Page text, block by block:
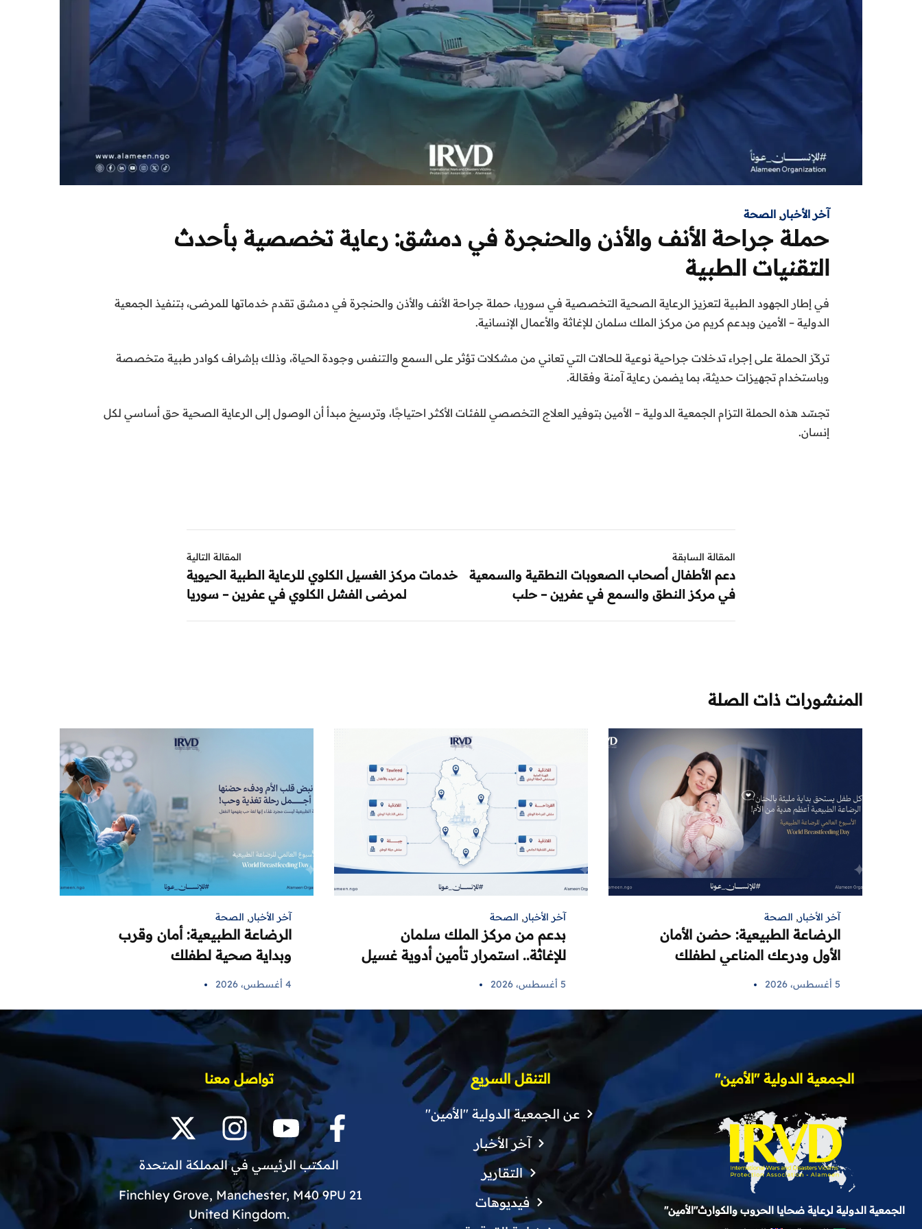
آخر الأخبار, الصحة
حملة جراحة الأنف والأذن والحنجرة في دمشق: رعاية تخصصية بأحدث
التقنيات الطبية
في إطار الجهود الطبية لتعزيز الرعاية الصحية التخصصية في سوريا، حملة جراحة الأنف والأذن والحنجرة في دمشق تقدم خدماتها للمرضى، بتنفيذ الجمعية
الدولية – الأمين وبدعم كريم من مركز الملك سلمان للإغاثة والأعمال الإنسانية.
تركّز الحملة على إجراء تدخلات جراحية نوعية للحالات التي تعاني من مشكلات تؤثر على السمع والتنفس وجودة الحياة، وذلك بإشراف كوادر طبية متخصصة
وباستخدام تجهيزات حديثة، بما يضمن رعاية آمنة وفعّالة.
تجسّد هذه الحملة التزام الجمعية الدولية – الأمين بتوفير العلاج التخصصي للفئات الأكثر احتياجًا، وترسيخ مبدأ أن الوصول إلى الرعاية الصحية حق أساسي لكل
إنسان.
المقالة السابقة
دعم الأطفال أصحاب الصعوبات النطقية والسمعية
في مركز النطق والسمع في عفرين – حلب
المقالة التالية
خدمات مركز الغسيل الكلوي للرعاية الطبية الحيوية
لمرضى الفشل الكلوي في عفرين – سوريا
المنشورات ذات الصلة
آخر الأخبار, الصحة
الرضاعة الطبيعية: حضن الأمان
الأول ودرعك المناعي لطفلك
5 أغسطس، 2026
آخر الأخبار, الصحة
بدعم من مركز الملك سلمان
للإغاثة.. استمرار تأمين أدوية غسيل
5 أغسطس، 2026
آخر الأخبار, الصحة
الرضاعة الطبيعية: أمان وقرب
وبداية صحية لطفلك
4 أغسطس، 2026
الجمعية الدولية "الأمين"
الجمعية الدولية لرعاية ضحايا الحروب والكوارث"الأمين"
التنقل السريع
عن الجمعية الدولية "الأمين"
آخر الأخبار
التقارير
فيديوهات
تواصل معنا
المكتب الرئيسي في المملكة المتحدة
21 Finchley Grove, Manchester, M40 9PU
.United Kingdom